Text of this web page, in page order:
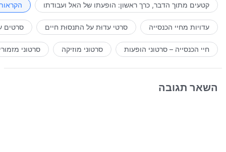
קטעים מתוך הדבר, כרך ראשון: הופעתו של האל ועבודתו
עדויות מחיי הכנסייה סרטי עדוּת על התנסוּת חיים סרטים
חיי הכנסייה – סרטוני הופעות סרטוני מוזיקה סרטוני
השאר תגובה